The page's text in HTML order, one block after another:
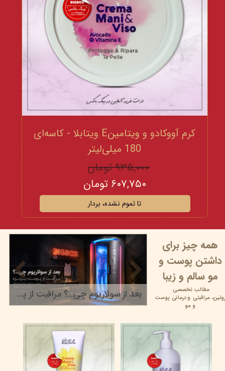
کرم آووکادو و ویتامینE ویتابلا - کاسه‌ای
180 میلی‌لیتر
۹۳۵,۰۰۰ تومان
۶۰۷,۷۵۰ تومان
تا تموم نشده، بردار
بعد از سولاریوم چی..؟ مراقبت از پوست برنزه
همه چیز برای
داشتن پوست و
مو سالم و زیبا
مطالب تخصصی
روتین،مراقبتی ودرمانی پوست
و مو